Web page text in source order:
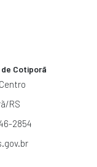
Cotiporã
RS
2854